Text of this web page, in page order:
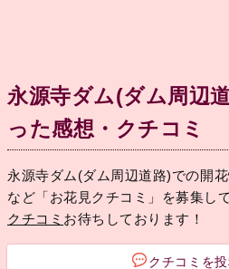
永源寺ダム(ダム周辺
った感想・クチコミ
永源寺ダム(ダム周辺道路)での開
など「お花見クチコミ」を募集し
クチコミ お待ちしております！
クチコミを